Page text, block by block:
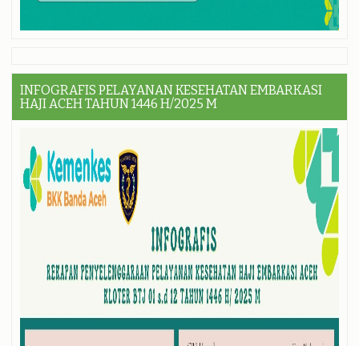
INFOGRAFIS PELAYANAN KESEHATAN EMBARKASI
HAJI ACEH TAHUN 1446 H/2025 M